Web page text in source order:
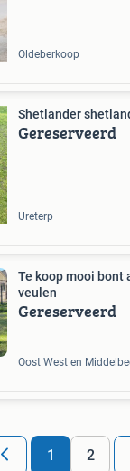
Oldeberkoop
Shetlander
Gereserveerd
Ureterp
Te koop mooi bont
veulen
Gereserveerd
Oost West en
1 2